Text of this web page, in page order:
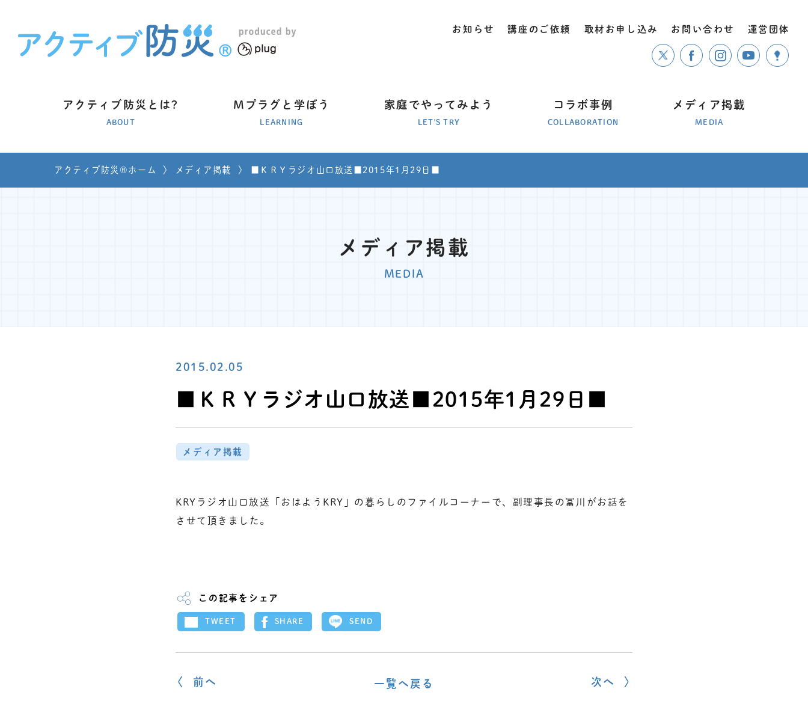
アクティブ防災とは?
ABOUT
Mプラグと学ぼう
LEARNING
家庭でやってみよう
LET'S TRY
コラボ事例
COLLABORATION
メディア掲載
MEDIA
お知らせ 講座のご依頼 取材お申し込み お問い合わせ 運営団体
アクティブ防災®ホーム 〉 メディア掲載 〉 ■ＫＲＹラジオ山口放送■2015年1月29日■
メディア掲載
MEDIA
2015.02.05
■ＫＲＹラジオ山口放送■2015年1月29日■
メディア掲載
KRYラジオ山口放送「おはようKRY」の暮らしのファイルコーナーで、副理事長の冨川がお話を
させて頂きました。
この記事をシェア
TWEET SHARE SEND
一覧へ戻る